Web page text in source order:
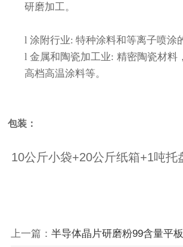
研磨加工。
l涂附行业:特种涂料和等离子喷涂
l金属和陶瓷加工业: 精密陶瓷材料
高档高温涂料等。
包装：
10公斤小袋+20公斤纸箱+1吨托
上一篇： 半导体晶片研磨粉99含量平板状氧化铝抛光粉